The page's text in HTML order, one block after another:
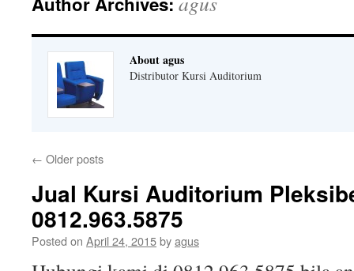
About agus
Distributor Kursi Auditorium
← Older posts
Jual Kursi Auditorium
0812.963.5875
Posted on April 24, 2015byagus